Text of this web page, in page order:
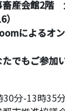
畜産会館2階
るオンラ
でもご参加
分-13時35